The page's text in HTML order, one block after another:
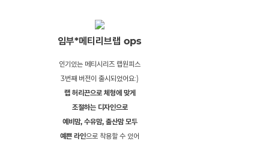
임부*메티리브랩 ops
인기있는 메티시리즈 랩원피스
3번째 버전이 출시되었어요:)
랩 허리끈으로 체형에 맞게
조절하는 디자인으로
예비맘, 수유맘, 출산맘 모두
예쁜 라인으로 착용할 수 있어